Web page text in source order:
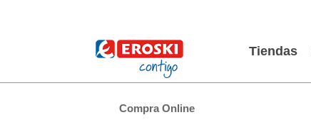
Tiendas
Compra Online